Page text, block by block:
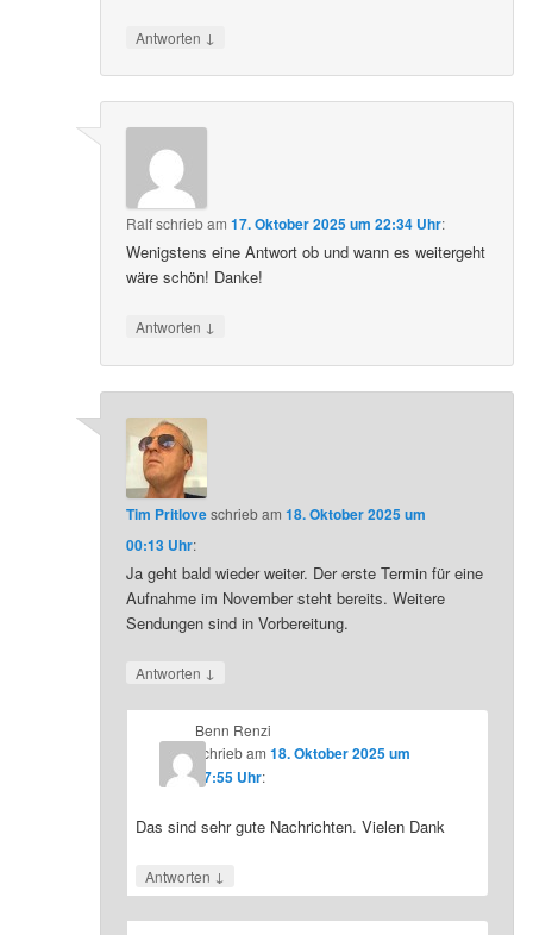
Antworten ↓
Ralfschriebam17. Oktober 2025 um 22:34 Uhr:
Wenigstens eine Antwort ob und wann es weitergeht
wäre schön! Danke!
Antworten ↓
Tim Pritloveschriebam18. Oktober 2025 um
00:13 Uhr:
Ja geht bald wieder weiter. Der erste Termin für eine
Aufnahme im November steht bereits. Weitere
Sendungen sind in Vorbereitung.
Antworten ↓
Benn Renzi
schriebam 18. Oktober 2025 um
07:55 Uhr:
Das sind sehr gute Nachrichten. Vielen Dank
Antworten ↓